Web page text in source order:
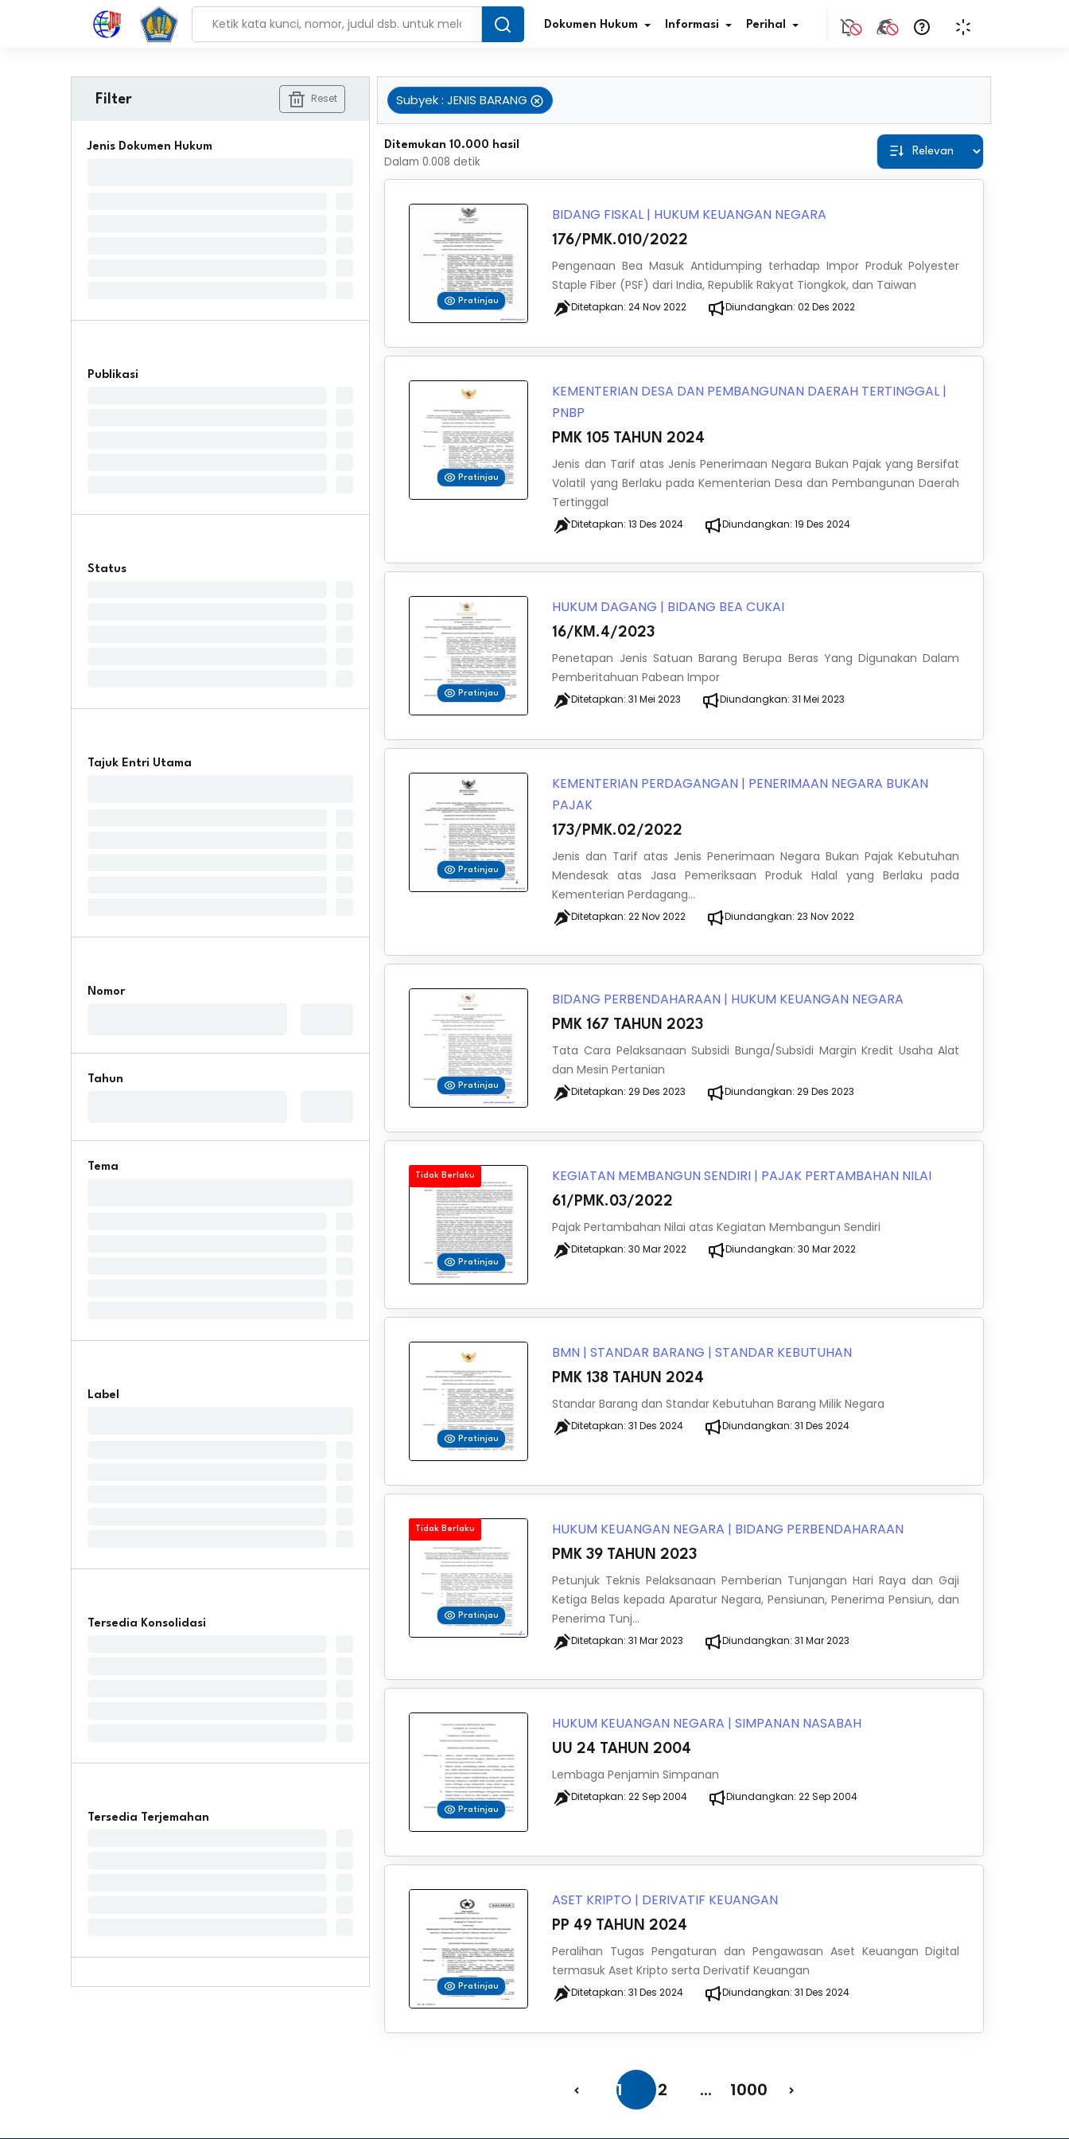
Dokumen Hukum Informasi
Infografis Regulasi
Direktori Regulasi
Program Perencanaan
Penelitian/Pengkajian Hukum
Video Sosialisasi
Kamus Hukum
Berita
Statistik
Penghargaan JDIH
Perihal
Filter Reset
Jenis Dokumen Hukum
Publikasi
Status
Tajuk Entri Utama
Nomor
Tahun
Tema
Label
Tersedia Konsolidasi
Tersedia Terjemahan
Subyek:JENIS BARANG
Ditemukan 10.000 hasil
Dalam0.008 detik
Pratinjau
BIDANG FISKAL | HUKUM KEUANGAN NEGARA
176/PMK.010/2022
Pengenaan Bea Masuk Antidumping terhadap Impor Produk Polyester
Staple Fiber (PSF) dari India, Republik Rakyat Tiongkok, dan Taiwan
Ditetapkan:24 Nov 2022 Diundangkan:02 Des 2022
Pratinjau
KEMENTERIAN DESA DAN PEMBANGUNAN DAERAH TERTINGGAL |
PNBP
PMK 105 TAHUN 2024
Jenis dan Tarif atas Jenis Penerimaan Negara Bukan Pajak yang Bersifat
Volatil yang Berlaku pada Kementerian Desa dan Pembangunan Daerah
Tertinggal
Ditetapkan:13 Des 2024 Diundangkan:19 Des 2024
Pratinjau
HUKUM DAGANG | BIDANG BEA CUKAI
16/KM.4/2023
Penetapan Jenis Satuan Barang Berupa Beras Yang Digunakan Dalam
Pemberitahuan Pabean Impor
Ditetapkan:31 Mei 2023 Diundangkan:31 Mei 2023
Pratinjau
KEMENTERIAN PERDAGANGAN | PENERIMAAN NEGARA BUKAN
PAJAK
173/PMK.02/2022
Jenis dan Tarif atas Jenis Penerimaan Negara Bukan Pajak Kebutuhan
Mendesak atas Jasa Pemeriksaan Produk Halal yang Berlaku pada
Kementerian Perdagang...
Ditetapkan:22 Nov 2022 Diundangkan:23 Nov 2022
Pratinjau
BIDANG PERBENDAHARAAN | HUKUM KEUANGAN NEGARA
PMK 167 TAHUN 2023
Tata Cara Pelaksanaan Subsidi Bunga/Subsidi Margin Kredit Usaha Alat
dan Mesin Pertanian
Ditetapkan:29 Des 2023 Diundangkan:29 Des 2023
Tidak Berlaku
Pratinjau
KEGIATAN MEMBANGUN SENDIRI | PAJAK PERTAMBAHAN NILAI
61/PMK.03/2022
Pajak Pertambahan Nilai atas Kegiatan Membangun Sendiri
Ditetapkan:30 Mar 2022 Diundangkan:30 Mar 2022
Pratinjau
BMN |STANDAR BARANG |STANDAR KEBUTUHAN
PMK 138 TAHUN 2024
Standar Barang dan Standar Kebutuhan Barang Milik Negara
Ditetapkan:31 Des 2024 Diundangkan:31 Des 2024
Tidak Berlaku
Pratinjau
HUKUM KEUANGAN NEGARA | BIDANG PERBENDAHARAAN
PMK 39 TAHUN 2023
Petunjuk Teknis Pelaksanaan Pemberian Tunjangan Hari Raya dan Gaji
Ketiga Belas kepada Aparatur Negara, Pensiunan, Penerima Pensiun, dan
Penerima Tunj...
Ditetapkan:31 Mar 2023 Diundangkan:31 Mar 2023
Pratinjau
HUKUM KEUANGAN NEGARA |SIMPANAN NASABAH
UU 24 TAHUN 2004
Lembaga Penjamin Simpanan
Ditetapkan:22 Sep 2004 Diundangkan:22 Sep 2004
Pratinjau
ASET KRIPTO | DERIVATIF KEUANGAN
PP 49 TAHUN 2024
Peralihan Tugas Pengaturan dan Pengawasan Aset Keuangan Digital
termasuk Aset Kripto serta Derivatif Keuangan
Ditetapkan:31 Des 2024 Diundangkan:31 Des 2024
1 2 ... 1000